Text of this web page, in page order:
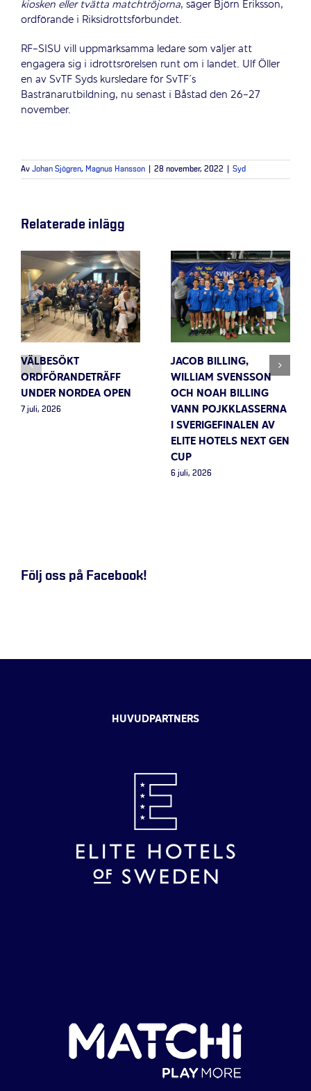
kiosken eller tvätta matchtröjorna, säger Björn Eriksson,
ordförande i Riksidrottsförbundet.
RF-SISU vill uppmärksamma ledare som väljer att
engagera sig i idrottsrörelsen runt om i landet. Ulf Öller
en av SvTF Syds kursledare för SvTF´s
Bastränarutbildning, nu senast i Båstad den 26-27
november.
Av Johan Sjögren, Magnus Hansson 28 november, 2022 Syd
Relaterade inlägg
VÄLBESÖKT
ORDFÖRANDETRÄFF
UNDER NORDEA OPEN
7 juli, 2026
JACOB BILLING,
WILLIAM SVENSSON
OCH NOAH BILLING
VANN POJKKLASSERNA
I SVERIGEFINALEN AV
ELITE HOTELS NEXT GEN
CUP
6 juli, 2026
Följ oss på Facebook!
HUVUDPARTNERS